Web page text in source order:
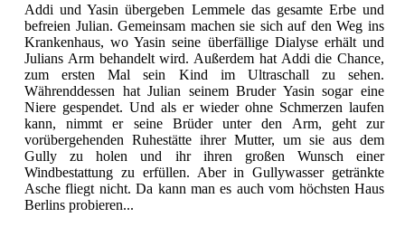
Addi und Yasin übergeben Lemmele das gesamte Erbe und
befreien Julian. Gemeinsam machen sie sich auf den Weg ins
Krankenhaus, wo Yasin seine überfällige Dialyse erhält und
Julians Arm behandelt wird. Außerdem hat Addi die Chance,
zum ersten Mal sein Kind im Ultraschall zu sehen.
Währenddessen hat Julian seinem Bruder Yasin sogar eine
Niere gespendet. Und als er wieder ohne Schmerzen laufen
kann, nimmt er seine Brüder unter den Arm, geht zur
vorübergehenden Ruhestätte ihrer Mutter, um sie aus dem
Gully zu holen und ihr ihren großen Wunsch einer
Windbestattung zu erfüllen. Aber in Gullywasser getränkte
Asche fliegt nicht. Da kann man es auch vom höchsten Haus
Berlins probieren...